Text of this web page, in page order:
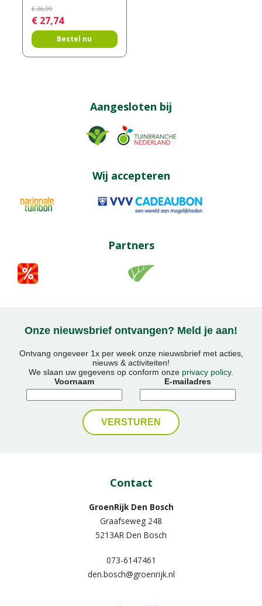
€ 36,99
€ 27,74
Bestel nu
Aangesloten bij
Wij accepteren
Partners
Onze nieuwsbrief ontvangen? Meld je aan!
Ontvang ongeveer 1x per week onze nieuwsbrief met acties,
nieuws & activiteiten!
We slaan uw gegevens op conform onze privacy policy.
Voornaam
E-mailadres
Contact
GroenRijk Den Bosch
Graafseweg 248
5213AR Den Bosch
073-6147461
den.bosch@groenrijk.nl